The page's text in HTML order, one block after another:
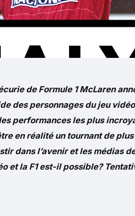
de Formule 1 McLaren
des personnages du jeu
performances les plus
en réalité un tournant de
dans l’avenir et les médias
et la F1 est-il possible?